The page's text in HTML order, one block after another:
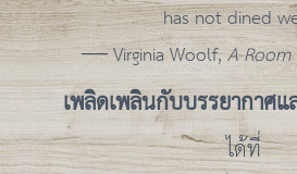
has not dined
― Virginia Woolf,A
เพลิดเพลินกับบรรยากาศแ
ได้ที่